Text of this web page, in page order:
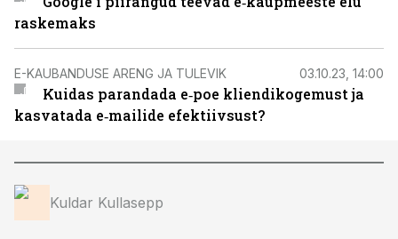
raskemaks
E-KAUBANDUSE ARENG JA TULEVIK 03.10.23, 14:00
Kuidas parandada e‑poe kliendikogemust ja
kasvatada e‑mailide efektiivsust?
Kuldar Kullasepp